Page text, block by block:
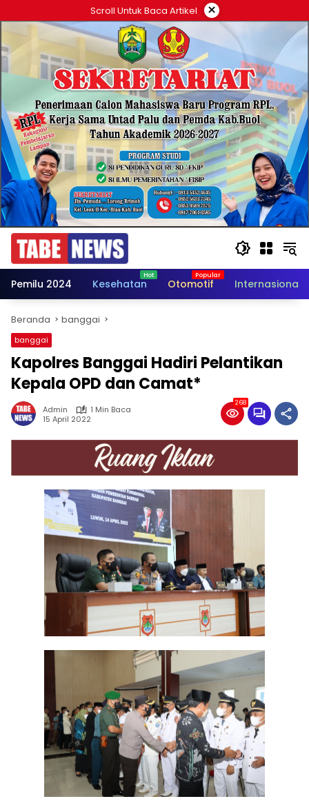
ke
konten
Scroll Untuk Baca Artikel ×
Pemilu 2024 Kesehatan Otomotif Internasional
Beranda banggai
banggai
Kapolres Banggai Hadiri Pelantikan
Kepala OPD dan Camat*
Admin
1 Min Baca
15 April 2022
268